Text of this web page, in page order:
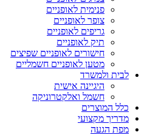
פנימית לאופניים
צופר לאופניים
גריפים לאופניים
תיק לאופניים
חישורים לאופניים שפיצים
מטען לאופניים חשמליים
לבית ולמשרד
היגיינה אישית
חשמל ואלקטרוניקה
כלל המוצרים
מדריך מקצועי
מפת הגעה